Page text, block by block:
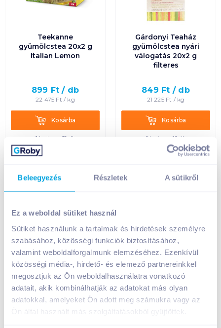
Beleegyezés Részletek A sütikről
Ez a weboldal sütiket használ
Sütiket használunk a tartalmak és hirdetések személyre
szabásához, közösségi funkciók biztosításához,
valamint weboldalforgalmunk elemzéséhez. Ezenkívül
közösségi média-, hirdető- és elemező partnereinkkel
megosztjuk az Ön weboldalhasználatra vonatkozó
adatait, akik kombinálhatják az adatokat más olyan
adatokkal, amelyeket Ön adott meg számukra vagy az
Ön által használt más szolgáltatásokból gyűjtöttek.
Teekanne
gyümölcstea 20x2 g
Italian Lemon
899 Ft / db
22 475 Ft / kg
KosárbaKosárba
1 karton = 12 db
+1 karton a kosárba
Gárdonyi Teaház
gyümölcstea nyári
válogatás 20x2 g
filteres
849 Ft / db
21 225Ft / kg
KosárbaKosárba
1 karton = 10 db
+1 karton a kosárba
Teekanne
gyümölcstea 20x2,25
g Garden Selection
Gárdonyi Teaház 20
filteres
vadcseresznye